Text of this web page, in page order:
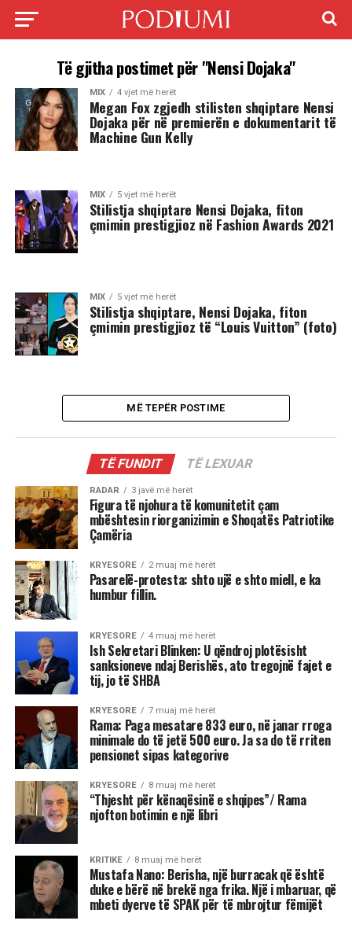
Të gjitha postimet për "Nensi Dojaka"
MIX 4 vjet më herët
Megan Fox zgjedh stilisten shqiptare Nensi
Dojaka për në premierën e dokumentarit të
Machine Gun Kelly
MIX 5 vjet më herët
Stilistja shqiptare Nensi Dojaka, fiton
çmimin prestigjioz në Fashion Awards 2021
MIX 5 vjet më herët
Stilistja shqiptare, Nensi Dojaka, fiton
çmimin prestigjioz të “Louis Vuitton” (foto)
MË TEPËR POSTIME
TË FUNDIT TË LEXUAR
RADAR 3 javë më herët
Figura të njohura të komunitetit çam
mbështesin riorganizimin e Shoqatës Patriotike
Çamëria
KRYESORE 2 muaj më herët
Pasarelë-protesta: shto ujë e shto miell, e ka
humbur fillin.
KRYESORE 4 muaj më herët
Ish Sekretari Blinken: U qëndroj plotësisht
sanksioneve ndaj Berishës, ato tregojnë fajet e
tij, jo të SHBA
KRYESORE 7 muaj më herët
Rama: Paga mesatare 833 euro, në janar rroga
minimale do të jetë 500 euro. Ja sa do të rriten
pensionet sipas kategorive
KRYESORE 8 muaj më herët
“Thjesht për kënaqësinë e shqipes”/ Rama
njofton botimin e një libri
KRITIKE 8 muaj më herët
Mustafa Nano: Berisha, një burracak që është
duke e bërë në brekë nga frika. Një i mbaruar, që
mbeti dyerve të SPAK për të mbrojtur fëmijët